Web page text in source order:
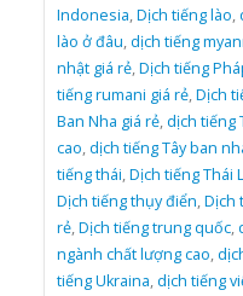
Indonesia,Dịch tiếng lào,
lào ở đâu,dịch tiếng
nhật giá rẻ,Dịch tiếng
tiếng rumani giá rẻ,Dịch
Ban Nha giá rẻ,dịch tiếng
cao,dịch tiếng Tây ban
tiếng thái,Dịch tiếng Thái
Dịch tiếng thụy điển,Dịch
rẻ,Dịch tiếng trung quốc,
ngành chất lượng cao,
tiếng Ukraina,dịch tiếng